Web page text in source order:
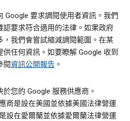
Google 要求調閱使用者資訊。我們
認要求符合適用的法律。如果政府
，我們會嘗試縮減調閱範圍。在某
任何資訊。如要瞭解 Google 收到
閱資訊公開報告 。
您的 Google 服務供應商。
商是設在美國並依據美國法律營運
設在愛爾蘭並依據愛爾蘭法律營運